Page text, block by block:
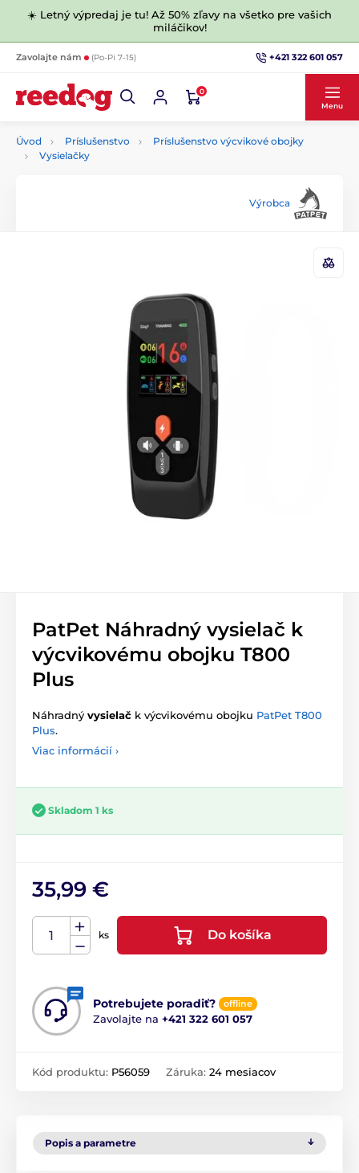
☀️ Letný výpredaj je tu! Až 50% zľavy na všetko pre vašich
miláčikov!
Zavolajte nám (Po-Pi 7-15) +421 322 601 057
0
Menu
Úvod Príslušenstvo
Príslušenstvo výcvikové obojky
Vysielačky
Výrobca
PatPet Náhradný vysielač k
výcvikovému obojku T800
Plus
Náhradný vysielač k výcvikovému obojku PatPet T800
Plus.
Viac informácií ›
Skladom 1 ks
35,99 €
ks Do košíka
Potrebujete poradiť? offline
Zavolajte na +421 322 601 057
Kód produktu: P56059 Záruka: 24 mesiacov
Popis a parametre